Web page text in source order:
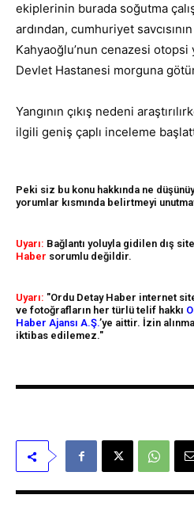
ekiplerinin burada soğutma
ardından, cumhuriyet
Kahyaoğlu’nun cenazesi otopsi
Devlet Hastanesi morguna
Yangının çıkış nedeni
ilgili geniş çaplı inceleme
Peki siz bu konu hakkında ne
yorumlar kısmında belirtmeyi
Uyarı: Bağlantı yoluyla gidilen dış
Haber sorumlu değildir.
Uyarı: "Ordu Detay Haber internet
ve fotoğrafların her türlü telif hakkı
Haber Ajansı A.Ş.’ye aittir. İzin
iktibas edilemez."